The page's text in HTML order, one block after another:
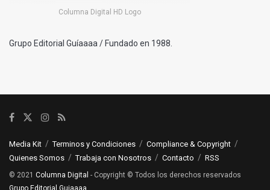
Columna Digital HD Logo
Grupo Editorial Guíaaaa / Fundado en 1988.
Media Kit Terminos y Condiciones
Compliance & Copyright
Quienes Somos
Trabaja con Nosotros Contacto RSS
© 2021 Columna Digital - Copyright © Todos los derechos reservados